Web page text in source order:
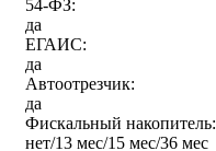
54-ФЗ:
да
ЕГАИС:
да
Автоотрезчик:
да
Фискальный накопитель:
нет/13 мес/15 мес/36 мес